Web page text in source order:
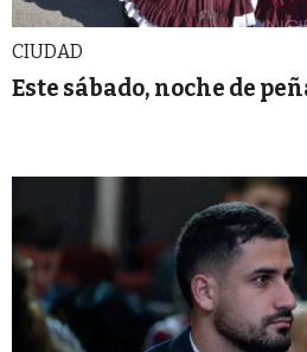
CIUDAD
Este sábado, noche de